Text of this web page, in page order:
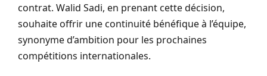
contrat. Walid Sadi, en prenant cette décision,
souhaite offrir une continuité bénéfique à l’équipe,
synonyme d’ambition pour les prochaines
compétitions internationales.